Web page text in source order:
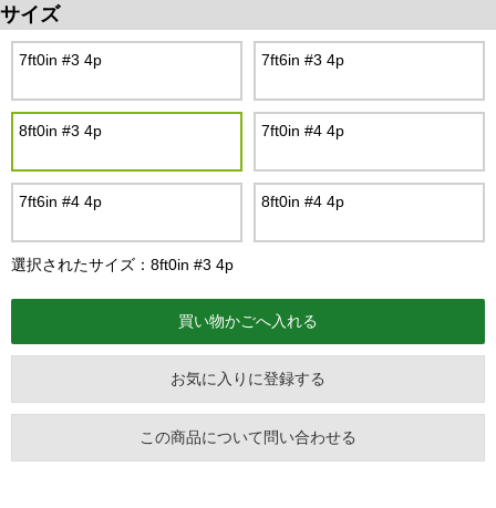
サイズ
7ft0in #3 4p 7ft6in #3 4p
8ft0in #3 4p 7ft0in #4 4p
7ft6in #4 4p 8ft0in #4 4p
選択されたサイズ：8ft0in #3 4p
お気に入りに登録する
この商品について問い合わせる